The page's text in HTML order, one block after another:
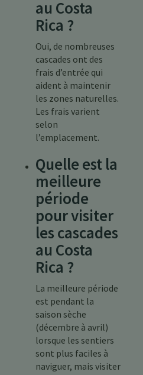
au Costa
Rica ?
Oui, de nombreuses
cascades ont des
frais d’entrée qui
aident à maintenir
les zones naturelles.
Les frais varient
selon
l’emplacement.
Quelle est la
meilleure
période
pour visiter
les cascades
au Costa
Rica ?
La meilleure période
est pendant la
saison sèche
(décembre à avril)
lorsque les sentiers
sont plus faciles à
naviguer, mais visiter